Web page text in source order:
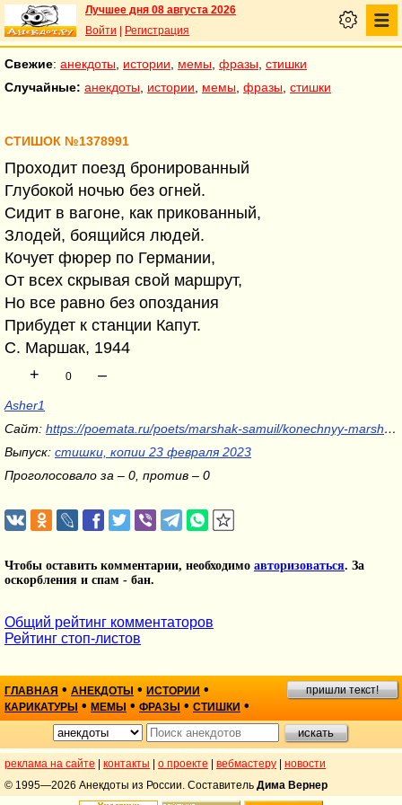
Лучшее дня 08 августа 2026
Войти
Регистрация
Свежие: анекдоты истории мемы фразы стишки
Случайные: анекдоты истории мемы фразы стишки
СТИШОК №1378991
Проходит поезд бронированный
Глубокой ночью без огней.
Сидит в вагоне, как прикованный,
Злодей, боящийся людей.
Кочует фюрер по Германии,
От всех скрывая свой маршрут,
Но все равно без опоздания
Прибудет к станции Капут.
С. Маршак, 1944
+
0 –
Asher1
Сайт: https://poemata.ru/poets/marshak-samuil/konechnyy-marshrut
Выпуск: стишки, копии 23 февраля 2023
Проголосовало за – 0, против – 0
Чтобы оставить комментарии, необходимо авторизоваться. За
оскорбления и спам - бан.
Общий рейтинг комментаторов
Рейтинг стоп-листов
ГЛАВНАЯ • АНЕКДОТЫ • ИСТОРИИ •
КАРИКАТУРЫ • МЕМЫ • ФРАЗЫ • СТИШКИ •
пришли текст!
реклама на сайте контакты о проекте вебмастеру
новости
© 1995—2026 Анекдоты из России. Составитель Дима Вернер